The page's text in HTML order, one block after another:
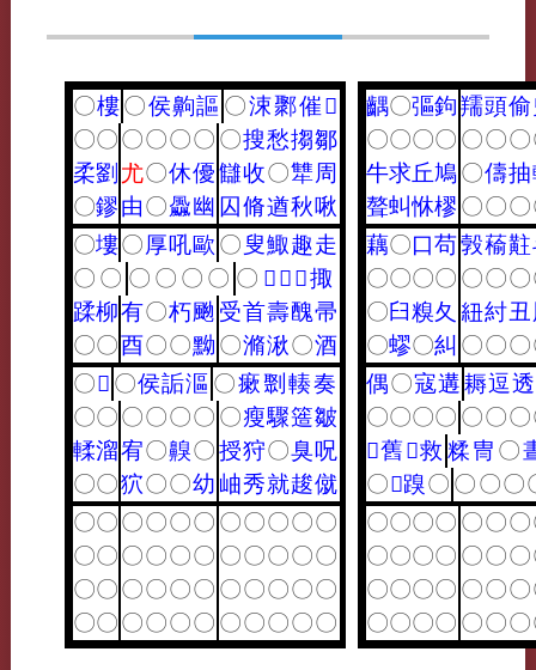
〇樓 〇侯齁謳 〇涑鄹催𣠏
〇〇〇〇〇〇 〇搜愁搊鄒
柔劉 尤〇休優讎收〇犨周
〇鏐由〇飍幽 囚脩遒秋啾
〇塿〇厚吼歐 〇 叟鯫趣走
〇 〇 〇 〇 〇 〇 〇 𣸈𥣙𩋄掫
蹂柳有〇朽䬀 受首壽醜帚
〇〇酉〇〇黝 〇滫湫〇酒
〇𨹟 〇侯詬漚 〇瘶㔌 輳奏
〇〇〇〇〇〇 〇瘦驟簉皺
輮溜宥〇齅〇授狩〇臭呪
〇〇狖〇〇幼 岫秀就䞭僦
〇〇〇〇〇〇 〇〇〇〇〇
〇〇〇〇〇〇 〇〇〇〇〇
〇〇〇〇〇〇 〇〇〇〇〇
〇〇〇〇〇〇 〇〇〇〇〇
齵〇彄鉤羺頭偷
〇〇〇〇 〇〇〇
牛求丘鳩 〇儔抽
聱虯恘樛 〇〇〇
藕〇口苟㝅䕆黈
〇〇〇〇 〇〇〇
〇臼糗夂 紐紂丑
〇蟉〇糾 〇〇〇
偶〇寇遘耨逗透
〇〇〇〇 〇〇〇
𪖐舊𪖛救 糅冑 〇
〇𧾻䠗〇 〇〇〇
〇〇〇〇 〇〇〇
〇〇〇〇 〇〇〇
〇〇〇〇 〇〇〇
〇〇〇〇 〇〇〇